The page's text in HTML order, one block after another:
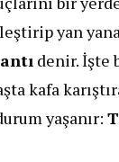
yan
denir. İşte
kafa
yaşanır: